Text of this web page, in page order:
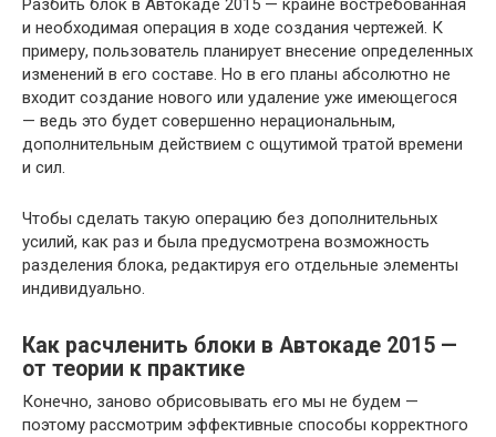
Разбить блок в Автокаде 2015 — крайне востребованная
и необходимая операция в ходе создания чертежей. К
примеру, пользователь планирует внесение определенных
изменений в его составе. Но в его планы абсолютно не
входит создание нового или удаление уже имеющегося
— ведь это будет совершенно нерациональным,
дополнительным действием с ощутимой тратой времени
и сил.
Чтобы сделать такую операцию без дополнительных
усилий, как раз и была предусмотрена возможность
разделения блока, редактируя его отдельные элементы
индивидуально.
Как расчленить блоки в Автокаде 2015 —
от теории к практике
Конечно, заново обрисовывать его мы не будем —
поэтому рассмотрим эффективные способы корректного